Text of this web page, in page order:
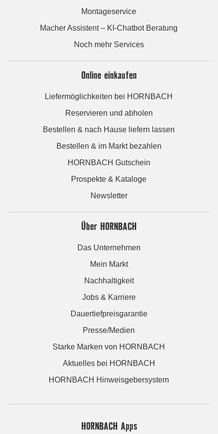
Montageservice
Macher Assistent – KI-Chatbot Beratung
Noch mehr Services
Online einkaufen
Liefermöglichkeiten bei HORNBACH
Reservieren und abholen
Bestellen & nach Hause liefern lassen
Bestellen & im Markt bezahlen
HORNBACH Gutschein
Prospekte & Kataloge
Newsletter
Über HORNBACH
Das Unternehmen
Mein Markt
Nachhaltigkeit
Jobs & Karriere
Dauertiefpreisgarantie
Presse/Medien
Starke Marken von HORNBACH
Aktuelles bei HORNBACH
HORNBACH Hinweisgebersystem
HORNBACH Apps